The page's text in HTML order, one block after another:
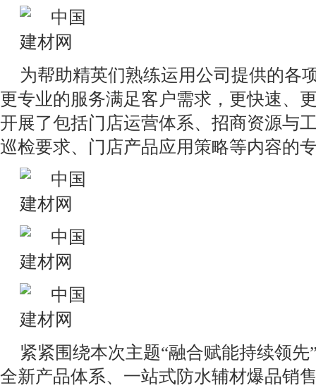
为帮助精英们熟练运用公司提供的各
更专业的服务满足客户需求，更快速、
开展了包括门店运营体系、招商资源与
巡检要求、门店产品应用策略等内容的
紧紧围绕本次主题“融合赋能持续领
全新产品体系、一站式防水辅材爆品销